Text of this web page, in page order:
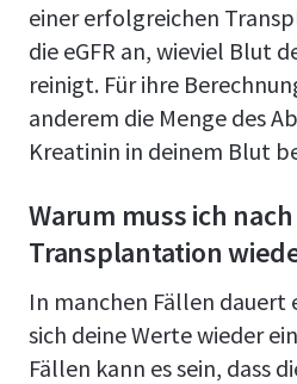
einer erfolgreichen
die eGFR an, wieviel Blut
reinigt. Für ihre
anderem die Menge des
Kreatinin in deinem Blut
Warum muss ich
Transplantation
In manchen Fällen dauert
sich deine Werte wieder
Fällen kann es sein, dass